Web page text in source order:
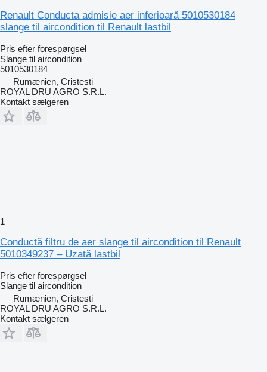
Renault Conducta admisie aer inferioară 5010530184
slange til aircondition til Renault lastbil
Pris efter forespørgsel
Slange til aircondition
5010530184
Rumænien, Cristesti
ROYAL DRU AGRO S.R.L.
Kontakt sælgeren
1
Conductă filtru de aer slange til aircondition til Renault
5010349237 – Uzată lastbil
Pris efter forespørgsel
Slange til aircondition
Rumænien, Cristesti
ROYAL DRU AGRO S.R.L.
Kontakt sælgeren